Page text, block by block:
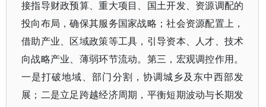
接指导财政预算、重大项目、国土开发、资源调配的
投向布局，确保其服务国家战略；社会资源配置上，
借助产业、区域政策等工具，引导资本、人才、技术
向战略产业、薄弱环节流动。第三，宏观调控作用。
一是打破地域、部门分割，协调城乡及东中西部发
展；二是立足跨越经济周期，平衡短期波动与长期发